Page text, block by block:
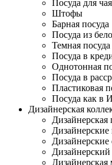
Посуда для чая
Штофы
Барная посуда
Посуда из
Темная посуда
Посуда в
Однотонная
Посуда в
Пластиковая
Посуда как в
Дизайнерская
Дизайнерская
Дизайнерские
Дизайнерские
Дизайнерский
Дизайнерская